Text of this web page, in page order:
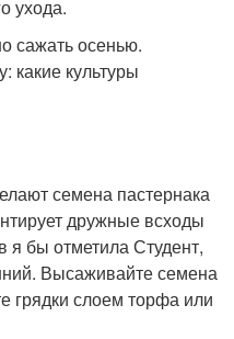
ухода.
семена пастернака
дружные всходы
я бы отметила Студент,
Высаживайте семена
грядки слоем торфа или